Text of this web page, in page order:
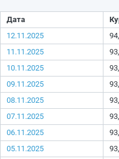
Дата
12.11.2025
11.11.2025
10.11.2025
09.11.2025
08.11.2025
07.11.2025
06.11.2025
05.11.2025